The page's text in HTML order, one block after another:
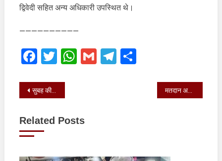
द्विवेदी सहित अन्य अधिकारी उपस्थित थे।
——————————
Facebook
Twitter
WhatsApp
GmailTelegram
Share
Post
सुबह की सैर पर निकले धामी ने खुद बनाई अदरक की चाय मतदान अधिकारियों (प्रथम) का एक दिवसीय प्रशिक्षण कार्यशाला भेल के कन्वेंशन हॉल में सम्पन्न हुआ
Related Posts